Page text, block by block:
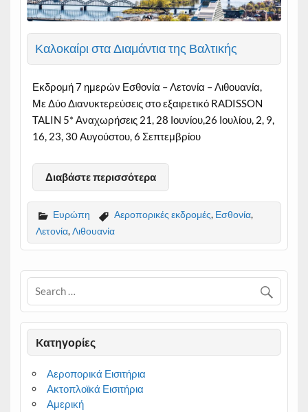
Καλοκαίρι στα Διαμάντια της Βαλτικής
Εκδρομή 7 ημερών Εσθονία – Λετονία – Λιθουανία,
Με Δύο Διανυκτερεύσεις στο εξαιρετικό RADISSON
TALIN 5* Αναχωρήσεις 21, 28 Ιουνίου,26 Ιουλίου, 2, 9,
16, 23, 30 Αυγούστου, 6 Σεπτεμβρίου
Διαβάστε περισσότερα
Ευρώπη Αεροπορικές εκδρομές, Εσθονία,
Λετονία,Λιθουανία
Kατηγορίες
Αεροπορικά Εισιτήρια
Ακτοπλοϊκά Εισιτήρια
Αμερική